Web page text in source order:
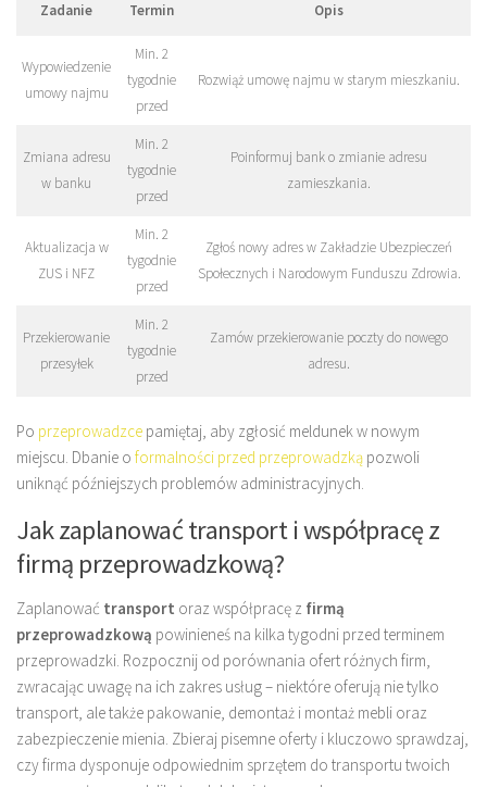
Zadanie Termin Opis
Wypowiedzenie
umowy najmu
Min. 2
tygodnie
przed
Rozwiąż umowę najmu w starym mieszkaniu.
Zmiana adresu
w banku
Min. 2
tygodnie
przed
Poinformuj bank o zmianie adresu
zamieszkania.
Aktualizacja w
ZUS i NFZ
Min. 2
tygodnie
przed
Zgłoś nowy adres w Zakładzie Ubezpieczeń
Społecznych i Narodowym Funduszu Zdrowia.
Przekierowanie
przesyłek
Min. 2
tygodnie
przed
Zamów przekierowanie poczty do nowego
adresu.
Po przeprowadzce pamiętaj, aby zgłosić meldunek w nowym
miejscu. Dbanie o formalności przed przeprowadzką pozwoli
uniknąć późniejszych problemów administracyjnych.
Jak zaplanować transport i współpracę z
firmą przeprowadzkową?
Zaplanować transport oraz współpracę z firmą
przeprowadzkową powinieneś na kilka tygodni przed terminem
przeprowadzki. Rozpocznij od porównania ofert różnych firm,
zwracając uwagę na ich zakres usług – niektóre oferują nie tylko
transport, ale także pakowanie, demontaż i montaż mebli oraz
zabezpieczenie mienia. Zbieraj pisemne oferty i kluczowo sprawdzaj,
czy firma dysponuje odpowiednim sprzętem do transportu twoich